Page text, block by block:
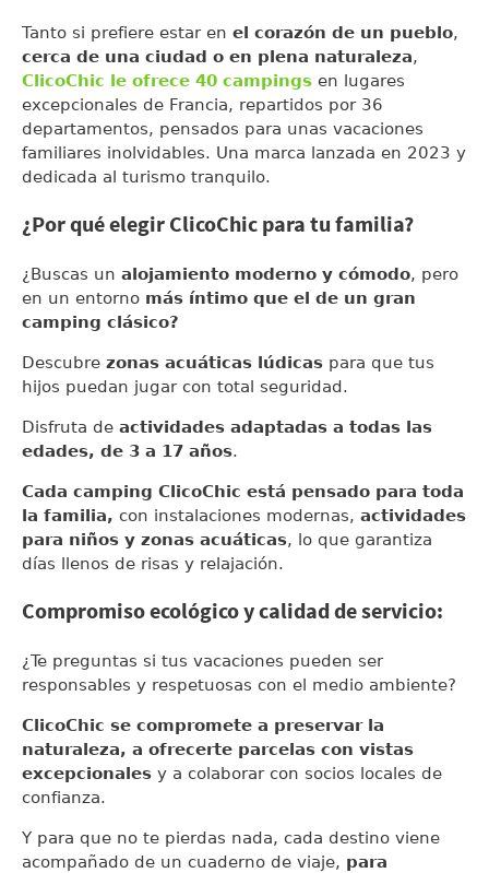
Tanto si prefiere estar en el corazón de un pueblo,
cerca de una ciudad o en plena naturaleza,
ClicoChic le ofrece 40 campings en lugares
excepcionales de Francia, repartidos por 36
departamentos, pensados para unas vacaciones
familiares inolvidables. Una marca lanzada en 2023 y
dedicada al turismo tranquilo.
¿Por qué elegir ClicoChic para tu familia?
¿Buscas un alojamiento moderno y cómodo, pero
en un entorno más íntimo que el de un gran
camping clásico?
Descubre zonas acuáticas lúdicas para que tus
hijos puedan jugar con total seguridad.
Disfruta de actividades adaptadas a todas las
edades, de 3 a 17 años.
Cada camping ClicoChic está pensado para toda
la familia, con instalaciones modernas, actividades
para niños y zonas acuáticas, lo que garantiza
días llenos de risas y relajación.
Compromiso ecológico y calidad de servicio:
¿Te preguntas si tus vacaciones pueden ser
responsables y respetuosas con el medio ambiente?
ClicoChic se compromete a preservar la
naturaleza, a ofrecerte parcelas con vistas
excepcionales y a colaborar con socios locales de
confianza.
Y para que no te pierdas nada, cada destino viene
acompañado de un cuaderno de viaje, para